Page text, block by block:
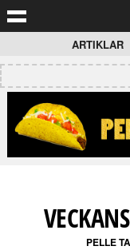
ARTIKLAR
PELLE